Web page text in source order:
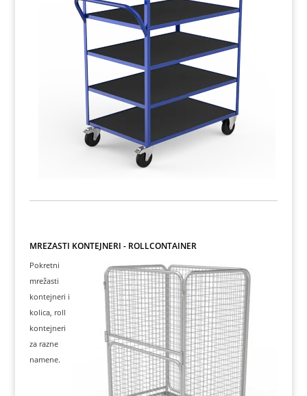
MREŽASTI KONTEJNERI - ROLLCONTAINER
Pokretni
mrežasti
kontejneri i
kolica, roll
kontejneri
za razne
namene.